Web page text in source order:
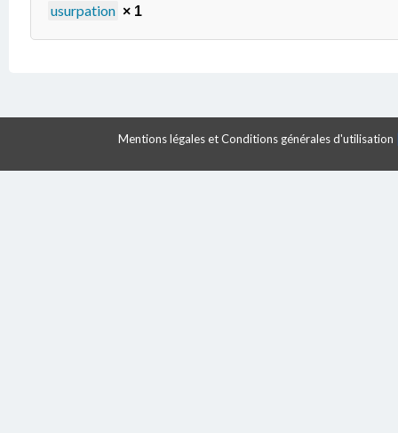
usurpation × 1
Mentions légales et Conditions générales d'utilisation